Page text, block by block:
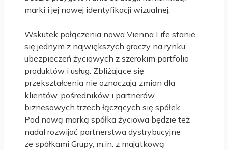
marki i jej nowej identyfikacji wizualnej.
Wskutek połączenia nowa Vienna Life stanie
się jednym z największych graczy na rynku
ubezpieczeń życiowych z szerokim portfolio
produktów i usług. Zbliżające się
przekształcenia nie oznaczają zmian dla
klientów, pośredników i partnerów
biznesowych trzech łączących się spółek.
Pod nową marką spółka życiowa będzie też
nadal rozwijać partnerstwa dystrybucyjne
ze spółkami Grupy, m.in. z majątkową